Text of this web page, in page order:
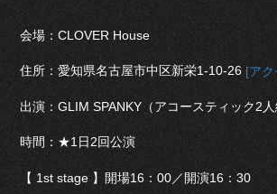
会場：CLOVER House
住所：愛知県名古屋市中区新栄1-10-26 [アク
出演：GLIM SPANKY（アコースティック2人
時間：★1日2回公演
【 1st stage 】開場16：00／開演16：30